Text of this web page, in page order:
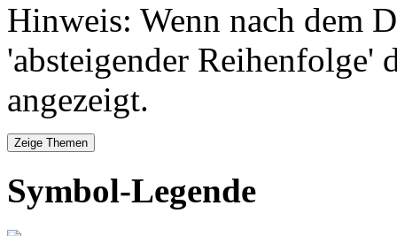
Hinweis: Wenn nach dem
'absteigender Reihenfolge'
angezeigt.
Symbol-Legende